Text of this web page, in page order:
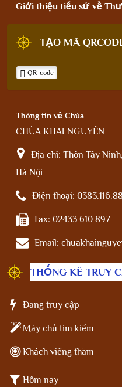
Giới thiệu tiểu sử về
TẠO MÃ
QR-code
Thông tin về Chùa
CHÙA KHAI NGUYÊN
Địa chỉ: Thôn Tây
Hà Nội
Điện thoại:
Fax: 02433 610 897
Email:
THỐNG KÊ TRUY
Đang truy cập
Máy chủ tìm kiếm
Khách viếng thăm
Hôm nay